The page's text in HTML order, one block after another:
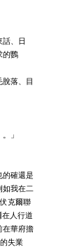
話、日
的鸚
脫落、目
」
的確還是
如我在二
克爾聯
在人行道
在華府擔
失業